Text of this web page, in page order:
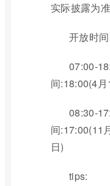
实际披露为准
开放时间
07:00-
间:18:00(4
08:30-
间:17:00(11
日)
tips: